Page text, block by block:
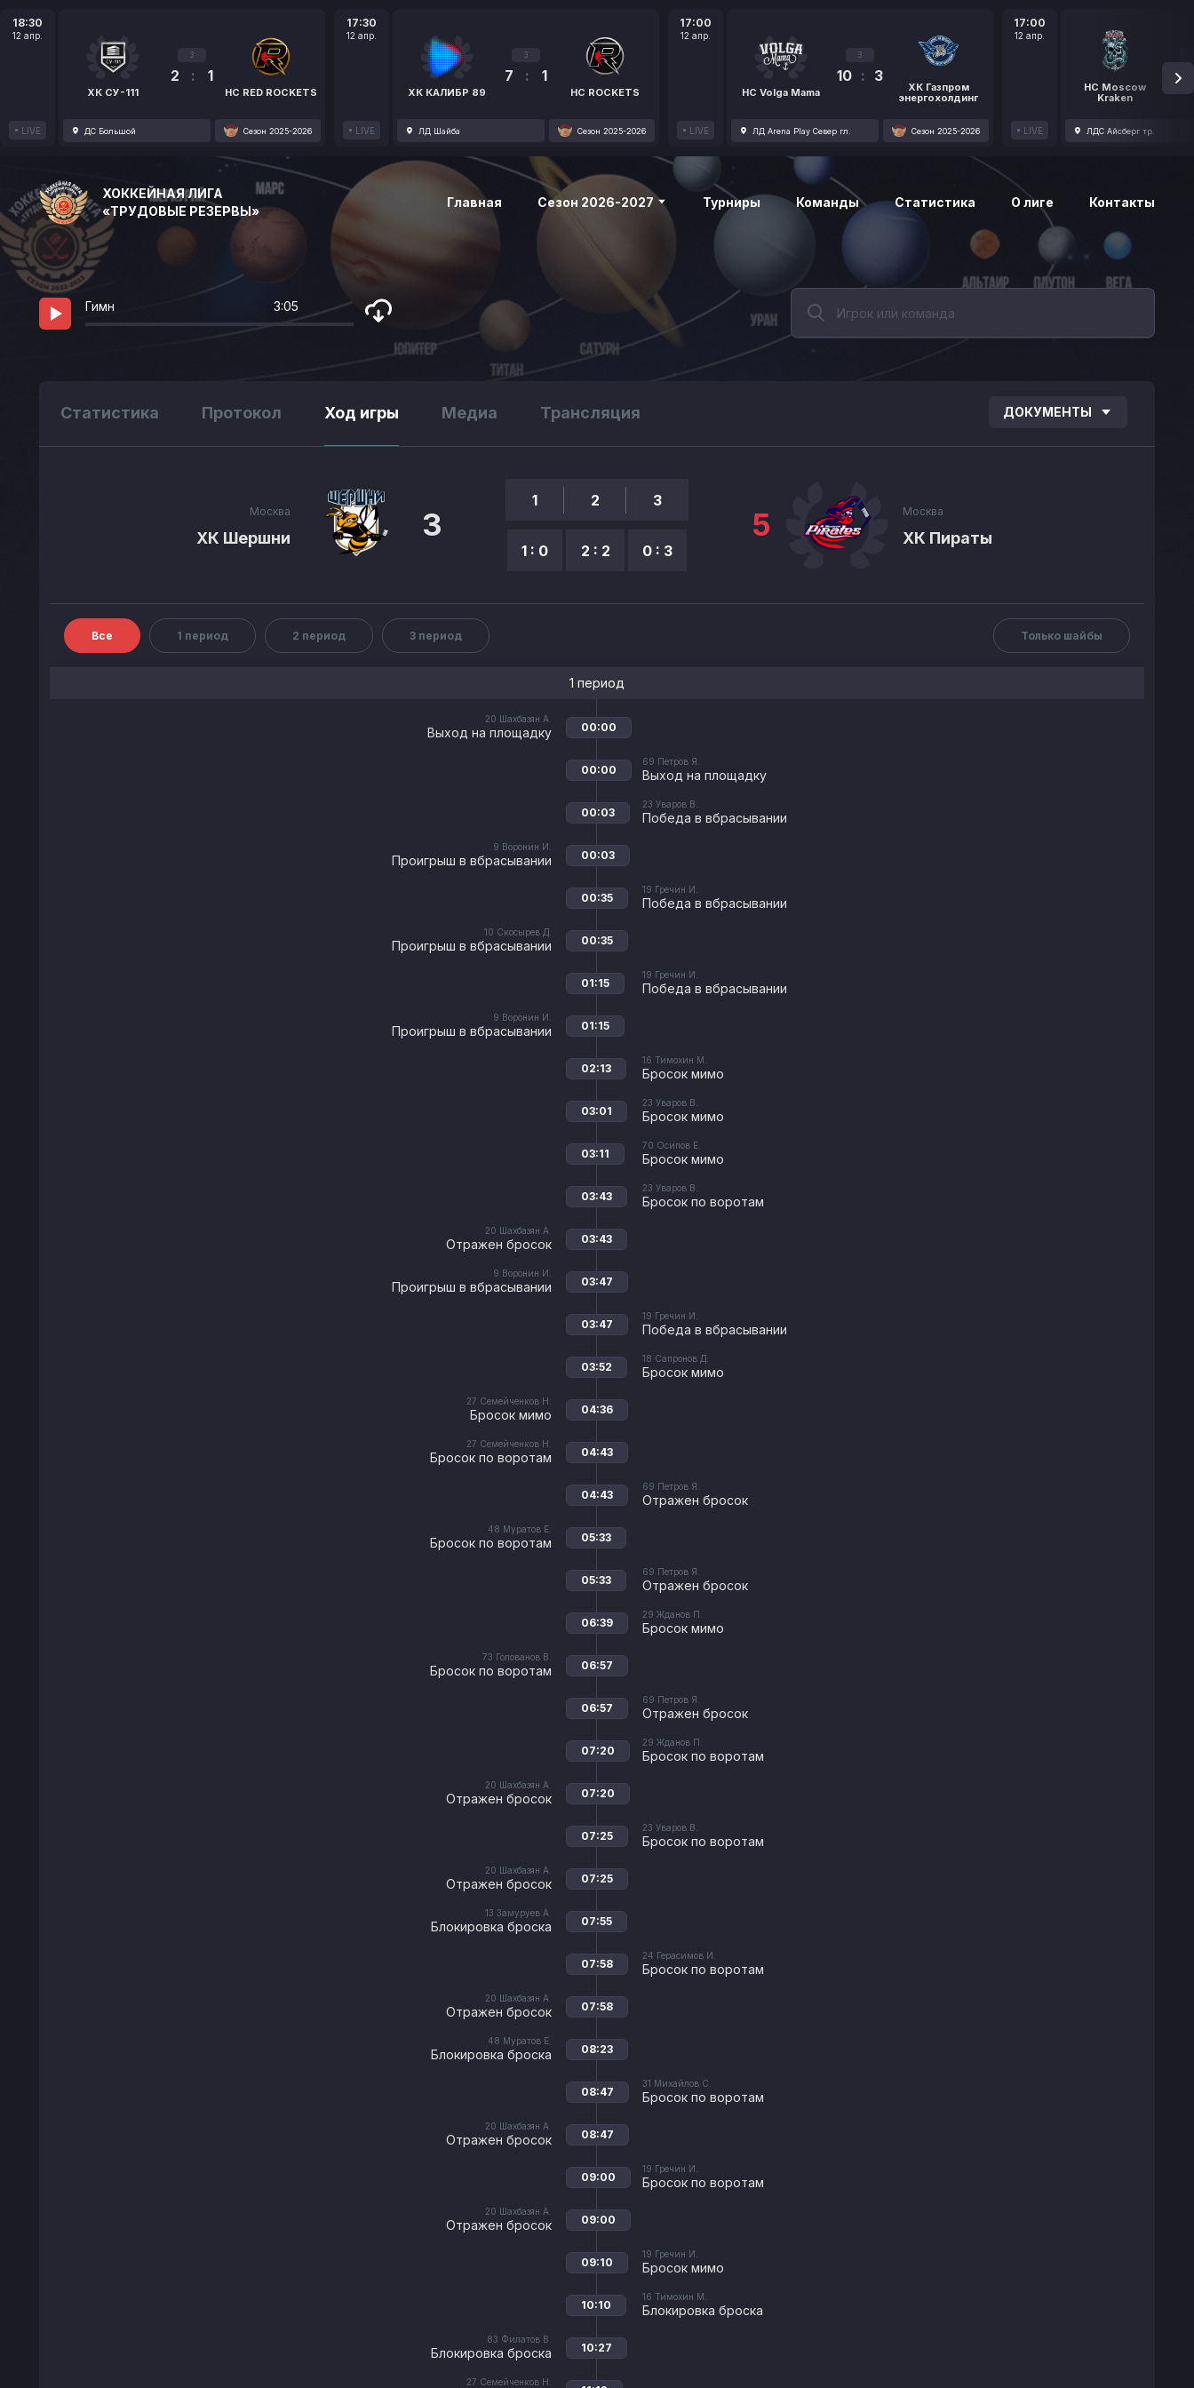
18:30
12 апр.
LIVE
ХК СУ-111
3
2 : 1
HC RED ROCKETS
ДС Большой Сезон 2025-2026
17:30
12 апр.
LIVE
ХК КАЛИБР 89
3
7 : 1
HC ROCKETS
ЛД Шайба Сезон 2025-2026
17:00
12 апр.
LIVE
HC Volga Mama
3
10 : 3
ХК Газпром
энергохолдинг
ЛД Arena Play Север гл. Сезон 2025-2026
17:00
12 апр.
LIVE
HC Moscow
Kraken
1
ЛДС Айсберг тр.
ХОККЕЙНАЯ ЛИГА
«ТРУДОВЫЕ РЕЗЕРВЫ»
Главная Сезон 2026-2027 Турниры Команды Статистика О лиге Контакты
Гимн 3:05
Статистика Протокол Ход игры Медиа Трансляция ДОКУМЕНТЫ
Москва
ХК Шершни 3
1
1 : 0
2
2 : 2
3
0 : 3
Москва
ХК Пираты
5
Все 1 период 2 период 3 период Только шайбы
1 период
20 Шахбазян А.
Выход на площадку 00:00
69 Петров Я.
Выход на площадку
00:00
23 Уваров В.
Победа в вбрасывании
00:03
9 Воронин И.
Проигрыш в вбрасывании 00:03
19 Гречин И.
Победа в вбрасывании
00:35
10 Скосырев Д.
Проигрыш в вбрасывании 00:35
19 Гречин И.
Победа в вбрасывании
01:15
9 Воронин И.
Проигрыш в вбрасывании 01:15
16 Тимохин М.
Бросок мимо
02:13
23 Уваров В.
Бросок мимо
03:01
70 Осипов Е.
Бросок мимо
03:11
23 Уваров В.
Бросок по воротам
03:43
20 Шахбазян А.
Отражен бросок 03:43
9 Воронин И.
Проигрыш в вбрасывании 03:47
19 Гречин И.
Победа в вбрасывании
03:47
18 Сапронов Д.
Бросок мимо
03:52
27 Семейченков Н.
Бросок мимо 04:36
27 Семейченков Н.
Бросок по воротам 04:43
69 Петров Я.
Отражен бросок
04:43
48 Муратов Е.
Бросок по воротам 05:33
69 Петров Я.
Отражен бросок
05:33
29 Жданов П.
Бросок мимо
06:39
73 Голованов В.
Бросок по воротам 06:57
69 Петров Я.
Отражен бросок
06:57
29 Жданов П.
Бросок по воротам
07:20
20 Шахбазян А.
Отражен бросок 07:20
23 Уваров В.
Бросок по воротам
07:25
20 Шахбазян А.
Отражен бросок 07:25
13 Замуруев А.
Блокировка броска 07:55
24 Герасимов И.
Бросок по воротам
07:58
20 Шахбазян А.
Отражен бросок 07:58
48 Муратов Е.
Блокировка броска 08:23
31 Михайлов С.
Бросок по воротам
08:47
20 Шахбазян А.
Отражен бросок 08:47
19 Гречин И.
Бросок по воротам
09:00
20 Шахбазян А.
Отражен бросок 09:00
19 Гречин И.
Бросок мимо
09:10
16 Тимохин М.
Блокировка броска
10:10
83 Филатов В.
Блокировка броска 10:27
27 Семейченков Н.